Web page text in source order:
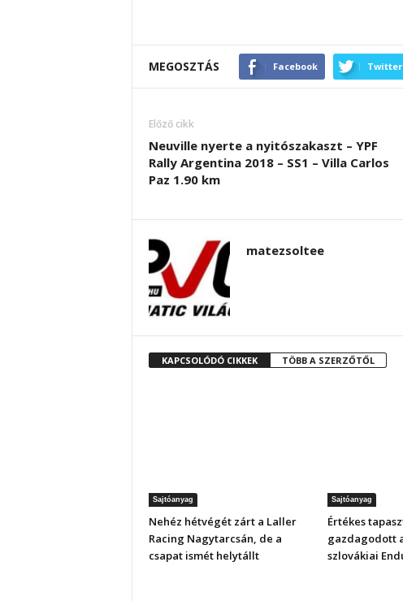
MEGOSZTÁS Facebook Twitter
Előző cikk
Neuville nyerte a nyitószakaszt – YPF
Rally Argentina 2018 – SS1 – Villa Carlos
Paz 1.90 km
matezsoltee
KAPCSOLÓDÓ CIKKEK TÖBB A SZERZŐTŐL
Sajtóanyag
Nehéz hétvégét zárt a Laller
Racing Nagytarcsán, de a
csapat ismét helytállt
Sajtóanyag
Értékes
gazdagodott
szlovákiai